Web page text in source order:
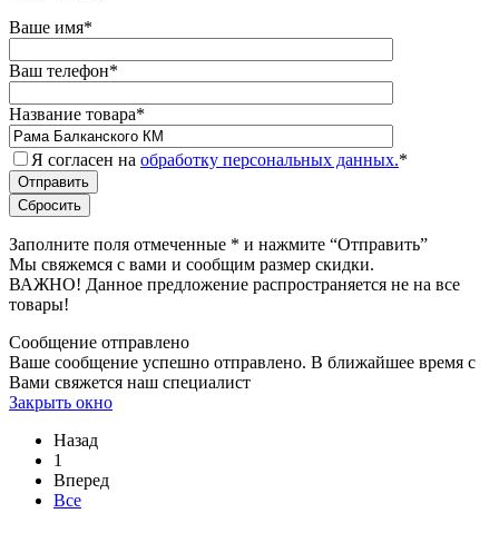
Ваше имя*
Ваш телефон*
Название товара*
Я согласен на обработку персональных данных.*
Заполните поля отмеченные * и нажмите “Отправить”
Мы свяжемся с вами и сообщим размер скидки.
ВАЖНО! Данное предложение распространяется не на все
товары!
Сообщение отправлено
Ваше сообщение успешно отправлено. В ближайшее время с
Вами свяжется наш специалист
Закрыть окно
Назад
1
Вперед
Все